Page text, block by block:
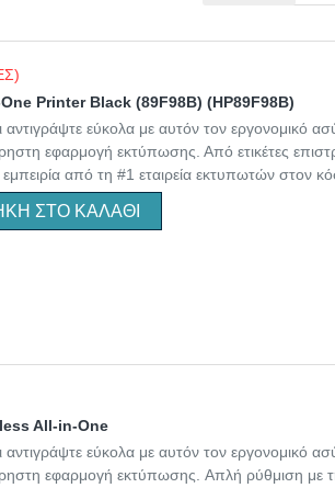
Printer Black (89F98B) (HP89F98B)
εύκολα με αυτόν τον εργονομικό
εφαρμογή εκτύπωσης. Από ετικέτες
από τη #1 εταιρεία εκτυπωτών στον
ΣΤΟ ΚΑΛΆΘΙ
All-in-One
εύκολα με αυτόν τον εργονομικό
εφαρμογή εκτύπωσης. Απλή ρύθμιση με